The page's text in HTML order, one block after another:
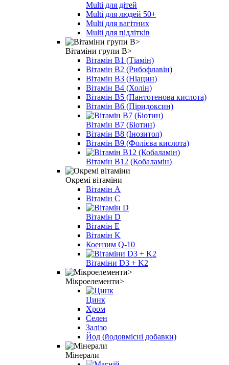
Multi для дітей
Multi для людей 50+
Multi для вагітних
Multi для підлітків
Вітаміни групи B>
Вітамін B1 (Тіамін)
Вітамін B2 (Рибофлавін)
Вітамін B3 (Ніацин)
Вітамін B4 (Холін)
Вітамін B5 (Пантотенова кислота)
Вітамін B6 (Піридоксин)
Вітамін B7 (Біотин)
Вітамін B8 (Інозитол)
Вітамін B9 (Фолієва кислота)
Вітамін B12 (Кобаламін)
Окремі вітаміни
Вітамін A
Вітамін C
Вітамін D
Вітамін E
Вітамін K
Коензим Q-10
Вітаміни D3 + K2
Мікроелементи>
Цинк
Хром
Селен
Залізо
Йод (йодовмісні добавки)
Мінерали